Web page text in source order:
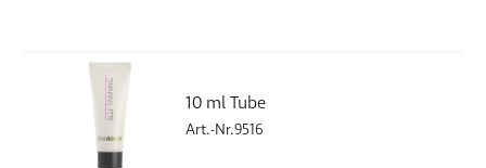
10 ml Tube
Art.-Nr.9516